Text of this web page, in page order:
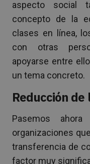
aspecto social
concepto de la
clases en línea,
con otras
apoyarse entre
un tema concreto.
Reducción de
Pasemos
organizaciones
transferencia de
factor muy